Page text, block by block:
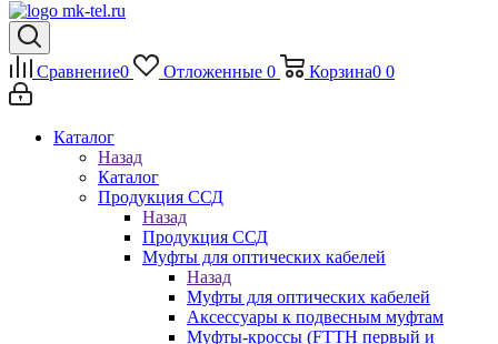
Сравнение0 Отложенные 0 Корзина0 0
Каталог
Назад
Каталог
Продукция ССД
Назад
Продукция ССД
Муфты для оптических кабелей
Назад
Муфты для оптических кабелей
Аксессуары к подвесным муфтам
Муфты-кроссы (FTTH первый и